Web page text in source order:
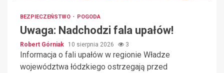
BEZPIECZEŃSTWO POGODA
Uwaga: Nadchodzi fala upałów!
Robert Górniak 10 sierpnia 2026 3
Informacja o fali upałów w regionie Władze
województwa łódzkiego ostrzegają przed